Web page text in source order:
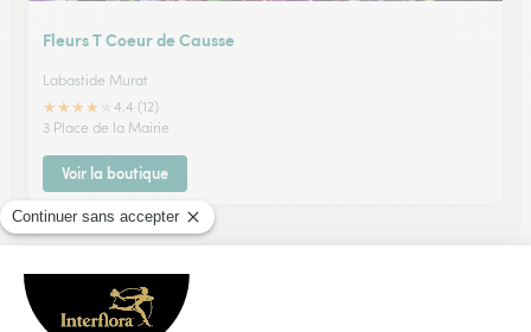
Fleurs T Coeur de Causse
Labastide Murat
★★★★
4.4 (12)
3 Place de la Mairie
Voir la boutique
Ils ont fait livrer des fleurs ou une plante à